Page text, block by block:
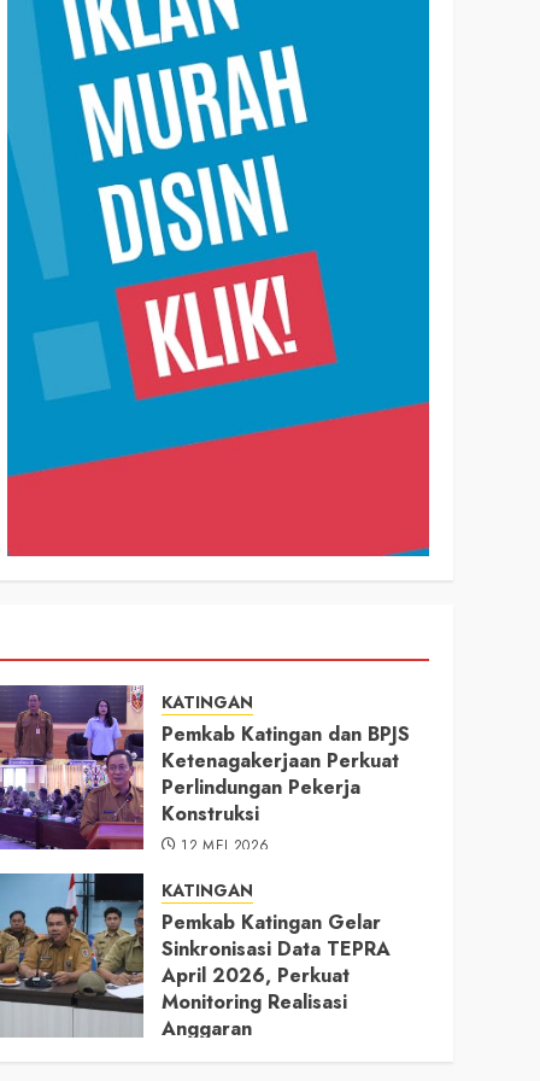
KATINGAN
Pemkab Katingan dan BPJS
Ketenagakerjaan Perkuat
Perlindungan Pekerja
Konstruksi
12 MEI 2026
KATINGAN
Pemkab Katingan Gelar
Sinkronisasi Data TEPRA
April 2026, Perkuat
Monitoring Realisasi
Anggaran
11 MEI 2026